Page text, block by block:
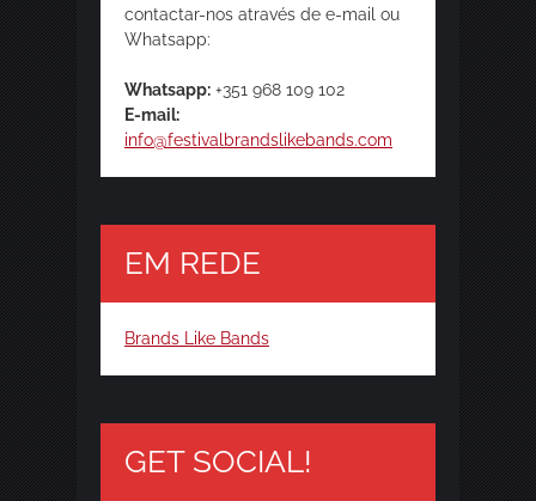
contactar-nos através de e-mail ou
Whatsapp:
Whatsapp: +351 968 109 102
E-mail:
info@festivalbrandslikebands.com
EM REDE
Brands Like Bands
GET SOCIAL!